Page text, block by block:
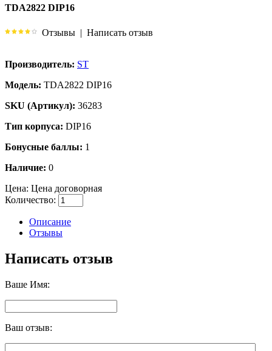
TDA2822 DIP16
Отзывы | Написать отзыв
Производитель: ST
Модель: TDA2822 DIP16
SKU (Артикул): 36283
Тип корпуса: DIP16
Бонусные баллы: 1
Наличие: 0
Цена: Цена договорная
Количество:
Описание
Отзывы
Написать отзыв
Ваше Имя:
Ваш отзыв: